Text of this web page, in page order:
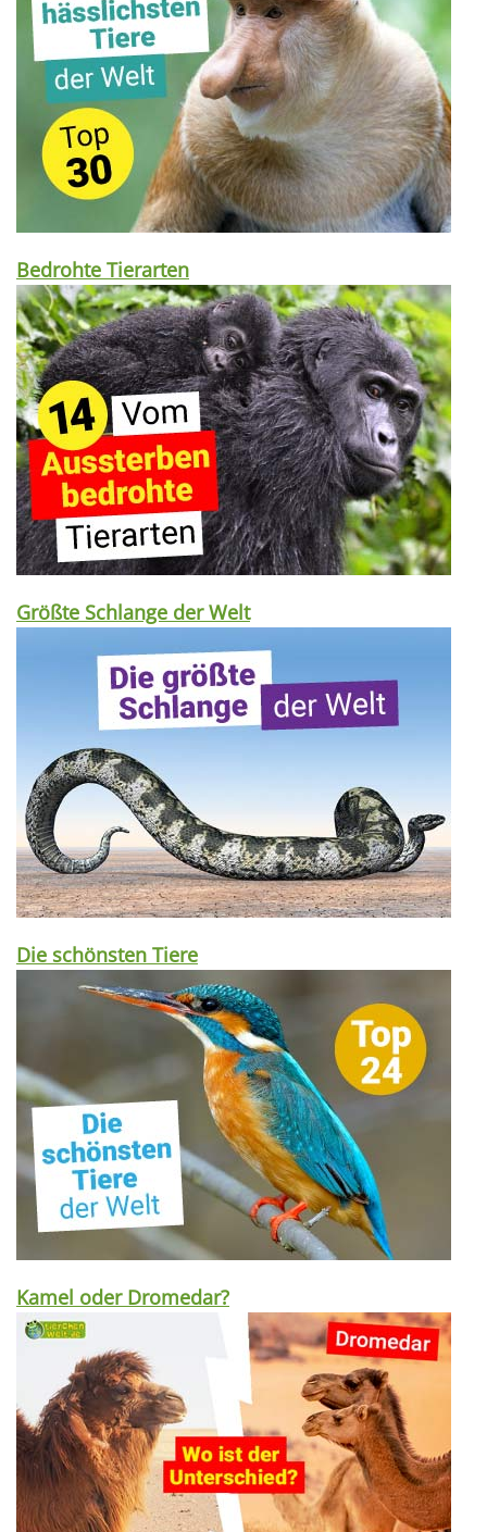
Bedrohte Tierarten
Größte Schlange der Welt
Die schönsten Tiere
Kamel oder Dromedar?